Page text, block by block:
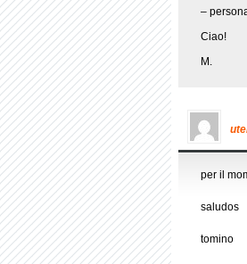
–
Ciao!
M.
per il
saludos
tomino